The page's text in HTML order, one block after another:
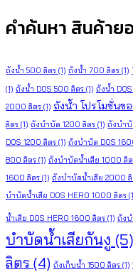
คำค้นหา สินค้าย
ถังน้ำ 500 ลิตร (1) ถังน้ำ 700 ลิตร (1)
(1) ถังน้ำ DOS 500 ลิตร (1) ถังน้ำ
2000 ลิตร (1) ถังน้ำ โปรโมชั่นข
ลิตร (1) ถังบำบัด 1200 ลิตร (1) ถังบำบั
DOS 1200 ลิตร (1) ถังบำบัด DOS
800 ลิตร (1) ถังบำบัดน้ำเสีย 1000 ลิ
1600 ลิตร (1) ถังบำบัดน้ำเสีย 2000 ลิ
บำบัดน้ำเสีย DOS HERO 1000 ลิตร
น้ำเสีย DOS HERO 1600 ลิตร (1) ถังบ
บำบัดน้ำเสียกันงู (5)
ลิตร (4) ถังเก็บน้ำ 1500 ลิตร (1)